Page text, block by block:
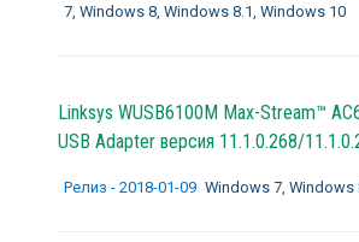
7, Windows 8, Windows 8.1, Windows 10
Linksys WUSB6100M Max-Stream™
USB Adapter версия 11.1.0.268/
Релиз - 2018-01-09 Windows 7, Windows